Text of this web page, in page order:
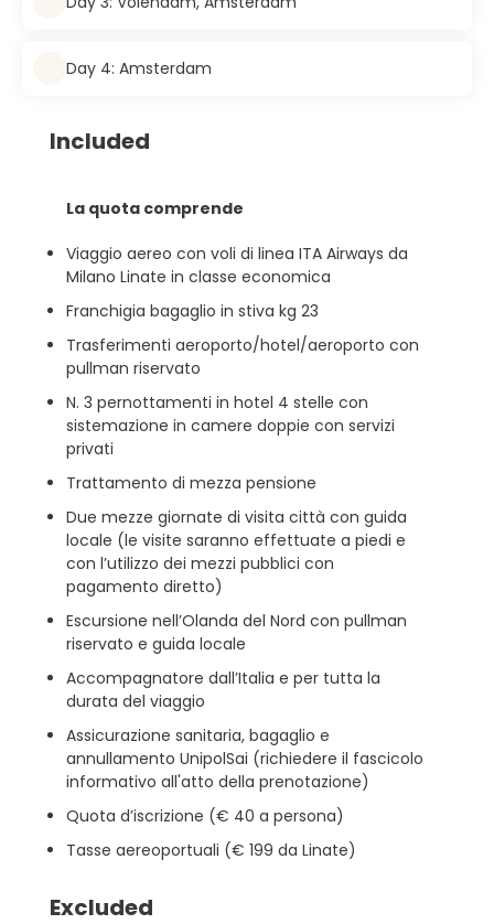
Day 4: Amsterdam
Included
La quota comprende
Viaggio aereo con voli di linea ITA Airways da
Milano Linate in classe economica
Franchigia bagaglio in stiva kg 23
Trasferimenti aeroporto/hotel/aeroporto con
pullman riservato
N. 3 pernottamenti in hotel 4 stelle con
sistemazione in camere doppie con servizi
privati
Trattamento di mezza pensione
Due mezze giornate di visita città con guida
locale (le visite saranno effettuate a piedi e
con l’utilizzo dei mezzi pubblici con
pagamento diretto)
Escursione nell’Olanda del Nord con pullman
riservato e guida locale
Accompagnatore dall’Italia e per tutta la
durata del viaggio
Assicurazione sanitaria, bagaglio e
annullamento UnipolSai (richiedere il fascicolo
informativo all'atto della prenotazione)
Quota d’iscrizione (€ 40 a persona)
Tasse aereoportuali (€ 199 da Linate)
Excluded